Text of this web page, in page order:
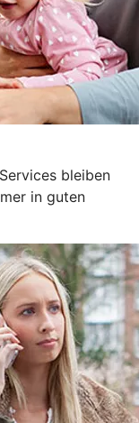
bleiben
in guten